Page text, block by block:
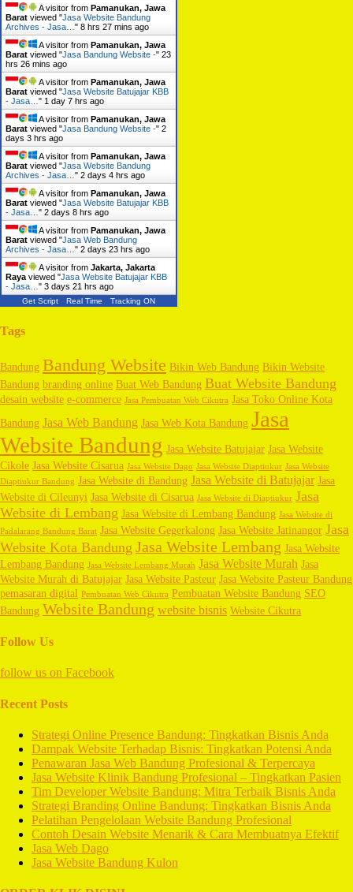
A visitor from Pamanukan, Jawa
Barat viewed "Jasa Website Bandung
Archives - Jasa…" 8 hrs 27 mins ago
A visitor from Pamanukan, Jawa
Barat viewed "Jasa Bandung Website -" 23
hrs 26 mins ago
A visitor from Pamanukan, Jawa
Barat viewed "Jasa Website Batujajar KBB
- Jasa…" 1 day 7 hrs ago
A visitor from Pamanukan, Jawa
Barat viewed "Jasa Bandung Website -" 2
days 3 hrs ago
A visitor from Pamanukan, Jawa
Barat viewed "Jasa Website Bandung
Archives - Jasa…" 2 days 4 hrs ago
A visitor from Pamanukan, Jawa
Barat viewed "Jasa Website Batujajar KBB
- Jasa…" 2 days 8 hrs ago
A visitor from Pamanukan, Jawa
Barat viewed "Jasa Web Bandung
Archives - Jasa…" 2 days 23 hrs ago
A visitor from Jakarta, Jakarta
Rayaviewed "Jasa Website Batujajar KBB
- Jasa…" 3 days 21 hrs ago
Get Script Real Time Tracking ON
Tags
Bandung Bandung Website Bikin Web Bandung Bikin Website
Bandung branding online Buat Web Bandung Buat Website Bandung
desain website e-commerce Jasa Pembuatan Web Cikutra Jasa Toko Online Kota
Bandung Jasa Web Bandung Jasa Web Kota Bandung Jasa
Website Bandung Jasa Website Batujajar Jasa Website
Cikole Jasa Website Cisarua Jasa Website Dago Jasa Website Diaptiukur Jasa Website
Diaptiukur Bandung Jasa Website di Bandung Jasa Website di Batujajar Jasa
Website di Cileunyi Jasa Website di Cisarua Jasa Website di Diaptiukur Jasa
Website di Lembang Jasa Website di Lembang Bandung Jasa Website di
Padalarang Bandung Barat Jasa Website Gegerkalong Jasa Website Jatinangor Jasa
Website Kota Bandung Jasa Website Lembang Jasa Website
Lembang Bandung Jasa Website Lembang Murah Jasa Website Murah Jasa
Website Murah di Batujajar Jasa Website Pasteur Jasa Website Pasteur Bandung
pemasaran digital Pembuatan Web Cikutra Pembuatan Website Bandung SEO
Bandung Website Bandung website bisnis Website Cikutra
Follow Us
follow us on Facebook
Recent Posts
Strategi Online Presence Bandung: Tingkatkan Bisnis Anda
Dampak Website Terhadap Bisnis: Tingkatkan Potensi Anda
Penawaran Jasa Web Bandung Profesional & Terpercaya
Jasa Website Klinik Bandung Profesional – Tingkatkan Pasien
Tim Developer Website Bandung: Mitra Terbaik Bisnis Anda
Strategi Branding Online Bandung: Tingkatkan Bisnis Anda
Pelatihan Pengelolaan Website Bandung Profesional
Contoh Desain Website Menarik & Cara Membuatnya Efektif
Jasa Web Dago
Jasa Website Bandung Kulon